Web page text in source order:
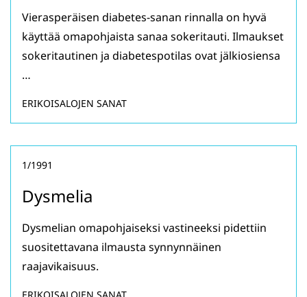
Vierasperäisen diabetes-sanan rinnalla on hyvä
käyttää omapohjaista sanaa sokeritauti. Ilmaukset
sokeritautinen ja diabetespotilas ovat jälkiosiensa
…
ERIKOISALOJEN SANAT
Dysmelia
1/1991
Dysmelian omapohjaiseksi vastineeksi pidettiin
suositettavana ilmausta synnynnäinen
raajavikaisuus.